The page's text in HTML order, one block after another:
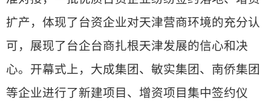
扩产，体现了台资企业对天津营商环境的充分认
可，展现了台企台商扎根天津发展的信心和决
心。开幕式上，大成集团、敏实集团、南侨集团
等企业进行了新建项目、增资项目集中签约仪